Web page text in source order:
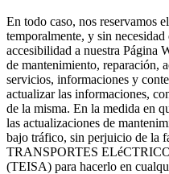
En todo caso, nos reservamos
temporalmente, y sin
accesibilidad a nuestra Página
de mantenimiento, reparación,
servicios, informaciones y
actualizar las informaciones,
de la misma. En la medida en
las actualizaciones de
bajo tráfico, sin perjuicio de la
TRANSPORTES
(TEISA) para hacerlo en